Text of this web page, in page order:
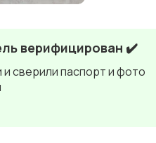
верифицирован ✔️
сверили паспорт и фото